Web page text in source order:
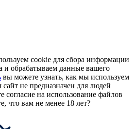
cookie для сбора информации
и обрабатываем данные вашего
вы можете узнать, как мы используем
не предназначен для людей
согласие на использование файлов
что вам не менее 18 лет?